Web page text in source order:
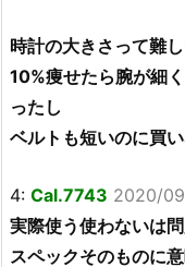
時計の大きさって難し
10%痩せたら腕が細
ったし
ベルトも短いのに買い
4: Cal.7743 2020/
実際使う使わないは
スペックそのものに